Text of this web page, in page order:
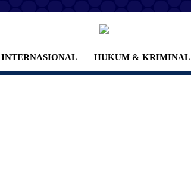
INTERNASIONAL HUKUM & KRIMINAL